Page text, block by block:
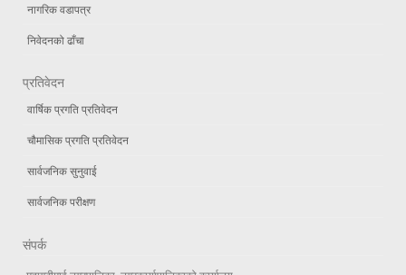
नागरिक वडापत्र
निवेदनको ढाँचा
प्रतिवेदन
वार्षिक प्रगति प्रतिवेदन
चौमासिक प्रगति प्रतिवेदन
सार्वजनिक सुनुवाई
सार्वजनिक परीक्षण
संपर्क